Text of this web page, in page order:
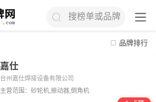
搜榜单或品牌
品牌排行
嘉仕
台州嘉仕焊接设备有限公司
主营范围：砂轮机,振动器,倒角机